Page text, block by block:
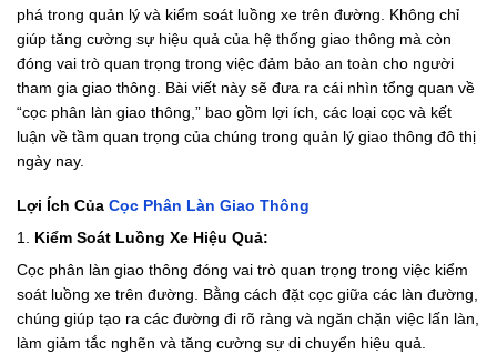
phá trong quản lý và kiểm soát luồng xe trên đường. Không chỉ
giúp tăng cường sự hiệu quả của hệ thống giao thông mà còn
đóng vai trò quan trọng trong việc đảm bảo an toàn cho người
tham gia giao thông. Bài viết này sẽ đưa ra cái nhìn tổng quan về
“cọc phân làn giao thông,” bao gồm lợi ích, các loại cọc và kết
luận về tầm quan trọng của chúng trong quản lý giao thông đô thị
ngày nay.
Lợi Ích Của Cọc Phân Làn Giao Thông
1. Kiểm Soát Luồng Xe Hiệu Quả:
Cọc phân làn giao thông đóng vai trò quan trọng trong việc kiểm
soát luồng xe trên đường. Bằng cách đặt cọc giữa các làn đường,
chúng giúp tạo ra các đường đi rõ ràng và ngăn chặn việc lấn làn,
làm giảm tắc nghẽn và tăng cường sự di chuyển hiệu quả.